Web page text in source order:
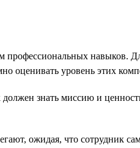
профессиональных навыков.
оценивать уровень этих
знать миссию и
ожидая, что сотрудник